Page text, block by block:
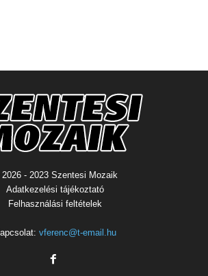
- 2023 Szentesi Mozaik
Adatkezelési tájékoztató
Felhasználási feltételek
vferenc@t-email.hu